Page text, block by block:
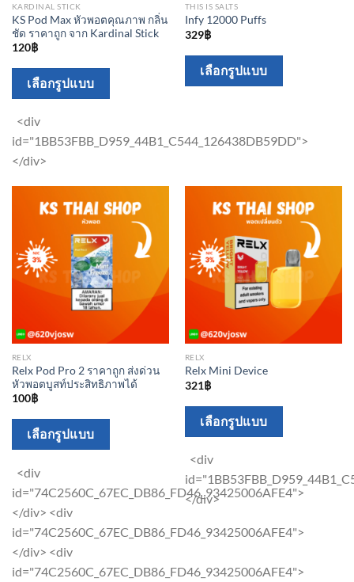
KARDINAL STICK
KS Pod Max หัวพอตคุณภาพ กลิ่น
ชัด ราคาถูก จาก Kardinal Stick
120฿
เลือกรูปแบบ
multiple
may
chosen
on
product
page
<div
id="1BB53FBB_D959_44B1_C544_126438DB59DD">
</div>
THIS IS SALTS
Infy 12000 Puffs
329฿
เลือกรูปแบบ
variants.
options
may
be
chosen
on
the
product
page
RELX
Relx Pod Pro 2 ราคาถูก ส่งด่วน
หัวพอตบูสท์ประสิทธิภาพได้
100฿
เลือกรูปแบบ
multiple
The
may
<div
id="74C2560C_67EC_DB86_FD46_93425006AFE4">
</div> <div
id="74C2560C_67EC_DB86_FD46_93425006AFE4">
</div> <div
id="74C2560C_67EC_DB86_FD46_93425006AFE4">
RELX
Relx Mini Device
321฿
เลือกรูปแบบ
multiple
variants.
options
be
<div
</div>